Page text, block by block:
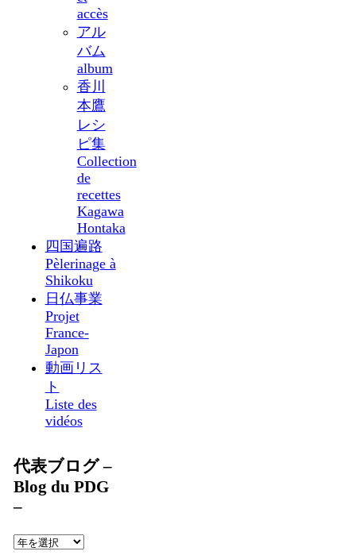
accès
アル
バム
album
香川
本鷹
レシ
ピ集
Collection
de
recettes
Kagawa
Hontaka
四国遍路
Pèlerinage à
Shikoku
日仏事業
Projet
France-
Japon
動画リス
ト
Liste des
vidéos
代表ブログ –
Blog du PDG
–